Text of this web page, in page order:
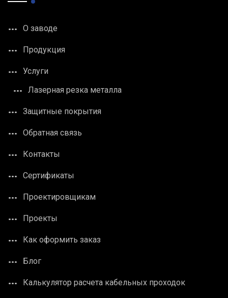
О заводе
Продукция
Услуги
Лазерная резка металла
Защитные покрытия
Обратная связь
Контакты
Сертификаты
Проектировщикам
Проекты
Как оформить заказ
Блог
Калькулятор расчета кабельных проходок